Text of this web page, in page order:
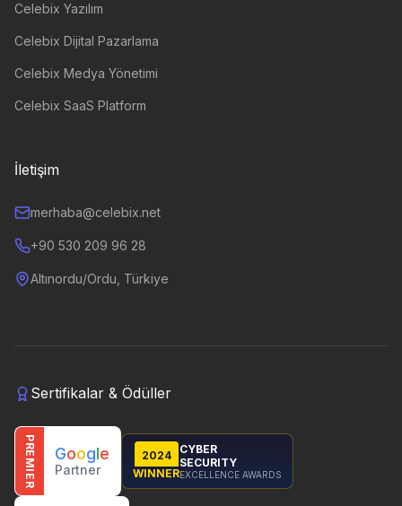
Celebix Yazılım
Celebix Dijital Pazarlama
Celebix Medya Yönetimi
Celebix SaaS Platform
İletişim
merhaba@celebix.net
+90 530 209 96 28
Altınordu/Ordu, Türkiye
Sertifikalar & Ödüller
PREMIER Google
Partner
2024
WINNER
CYBER
SECURITY
EXCELLENCE AWARDS